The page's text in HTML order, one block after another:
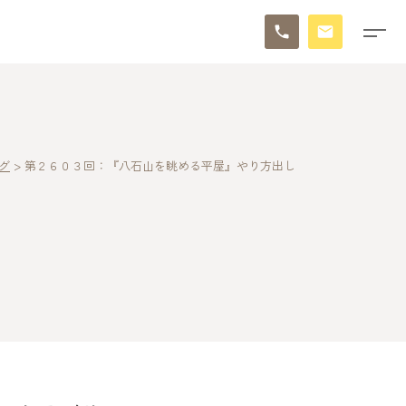
> 第２６０３回：『八石山を眺める平屋』やり方出し